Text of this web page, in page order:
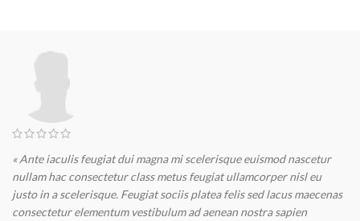
« Ante iaculis feugiat dui magna mi scelerisque euismod nascetur
nullam hac consectetur class metus feugiat ullamcorper nisl eu
justo in a scelerisque. Feugiat sociis platea felis sed lacus maecenas
consectetur elementum vestibulum ad aenean nostra sapien